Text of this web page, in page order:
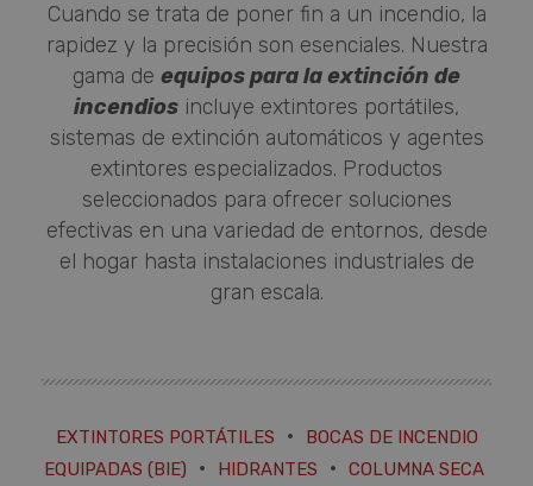
Cuando se trata de poner fin a un incendio, la
rapidez y la precisión son esenciales. Nuestra
gama de equipos para la extinción de
incendios incluye extintores portátiles,
sistemas de extinción automáticos y agentes
extintores especializados. Productos
seleccionados para ofrecer soluciones
efectivas en una variedad de entornos, desde
el hogar hasta instalaciones industriales de
gran escala.
EXTINTORES PORTÁTILES ·
BOCAS DE INCENDIO
EQUIPADAS (BIE)
· HIDRANTES · COLUMNA SECA